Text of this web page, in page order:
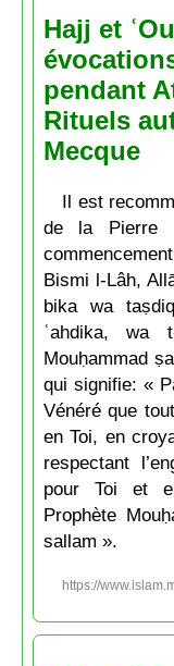
Hajj et
pendant
Rituels
Mecque
Il est
de la Pierre
Bismi l-Lâh,
bika wa
ʿahdika, wa
Mouḥammad
qui signifie: «
Vénéré que
en Toi, en
respectant
pour Toi et
Prophète
sallam ».
https://